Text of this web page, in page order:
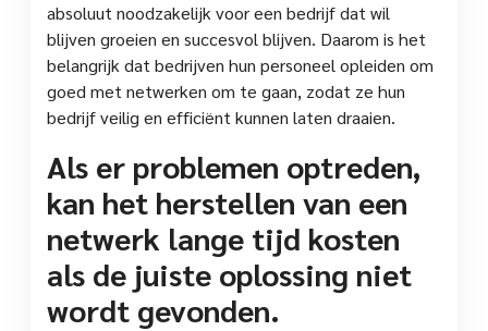
absoluut noodzakelijk voor een bedrijf dat wil
blijven groeien en succesvol blijven. Daarom is het
belangrijk dat bedrijven hun personeel opleiden om
goed met netwerken om te gaan, zodat ze hun
bedrijf veilig en efficiënt kunnen laten draaien.
Als er problemen optreden,
kan het herstellen van een
netwerk lange tijd kosten
als de juiste oplossing niet
wordt gevonden.